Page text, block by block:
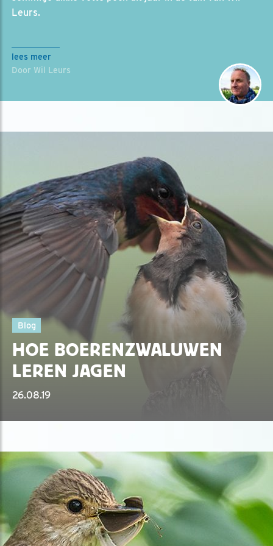
Leurs.
lees meer
Door Wil Leurs
Blog
HOE BOERENZWALUWEN
LEREN JAGEN
26.08.19